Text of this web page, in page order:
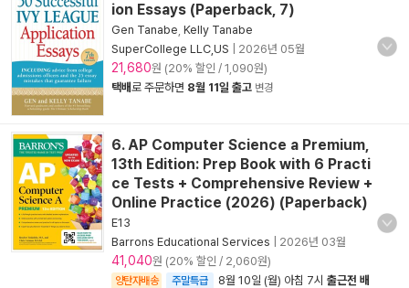
ion Essays (Paperback, 7)
Gen Tanabe Kelly Tanabe
SuperCollege LLC,US
2026년 05월
21,680원 (20% 할인 / 1,090원)
택배로 주문하면 8월 11일 출고 변경
6. AP Computer Science a Premium,
13th Edition: Prep Book with 6 Practi
ce Tests + Comprehensive Review +
Online Practice (2026) (Paperback)
E13
Barrons Educational Services
2026년 03월
41,040원 (20% 할인 / 2,060원)
양탄자배송 주말특급 8월 10일 (월) 아침 7시 출근전 배